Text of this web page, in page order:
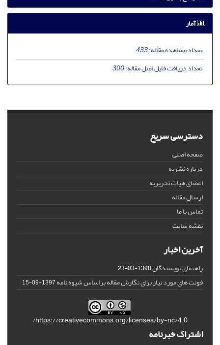
آمار
تعداد مشاهده مقاله:433
تعداد دریافت فایل اصل مقاله:300
دسترسی سریع
صفحه اصلی
درباره نشریه
اعضای هیات تحریریه
ارسال مقاله
تماس با ما
نقشه سایت
آخرین اخبار
راهنمای نویسندگان1398-03-23
فونت های مورد نیاز برای نگارش مقاله براساس شیوه نامه1397-09-15
https://creativecommons.org/licenses/by-nc/4.0/
اشتراک خبرنامه